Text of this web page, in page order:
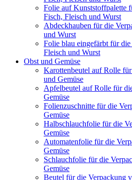
Folie auf Kunststoffpalette
Fisch, Fleisch und Wurst
Abdeckhauben für die
und Wurst
Folie blau eingefärbt für
Fleisch und Wurst
Obst und Gemüse
Karottenbeutel auf Rolle
und Gemüse
Apfelbeutel auf Rolle für
Gemüse
Folienzuschnitte für die
Gemüse
Halbschlauchfolie für die
Gemüse
Automatenfolie für die
Gemüse
Schlauchfolie für die
Gemüse
Beutel für die Verpackung